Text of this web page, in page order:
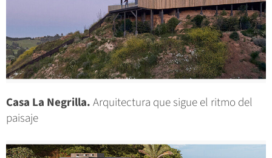
Casa La Negrilla.Arquitectura que sigue el ritmo del
paisaje